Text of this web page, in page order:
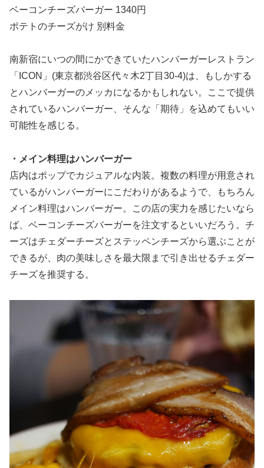
ベーコンチーズバーガー 1340円
ポテトのチーズがけ 別料金
南新宿にいつの間にかできていたハンバーガーレストラン
「ICON」(東京都渋谷区代々木2丁目30-4)は、もしかする
とハンバーガーのメッカになるかもしれない。ここで提供
されているハンバーガー、そんな「期待」を込めてもいい
可能性を感じる。
・メイン料理はハンバーガー
店内はポップでカジュアルな内装。複数の料理が用意され
ているがハンバーガーにこだわりがあるようで、もちろん
メイン料理はハンバーガー。この店の実力を感じたいなら
ば、ベーコンチーズバーガーを注文するといいだろう。チ
ーズはチェダーチーズとステッペンチーズから選ぶことが
できるが、肉の美味しさを最大限まで引き出せるチェダー
チーズを推奨する。